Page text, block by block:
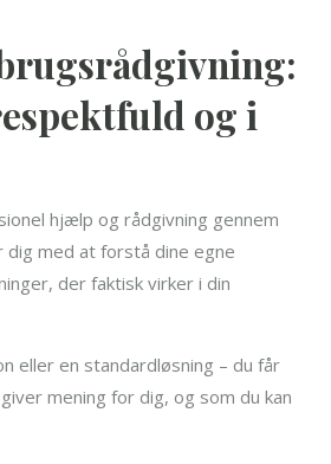
og i
hjælp og rådgivning gennem
med at forstå dine egne
der faktisk virker i din
eller en standardløsning – du får
mening for dig, og som du kan